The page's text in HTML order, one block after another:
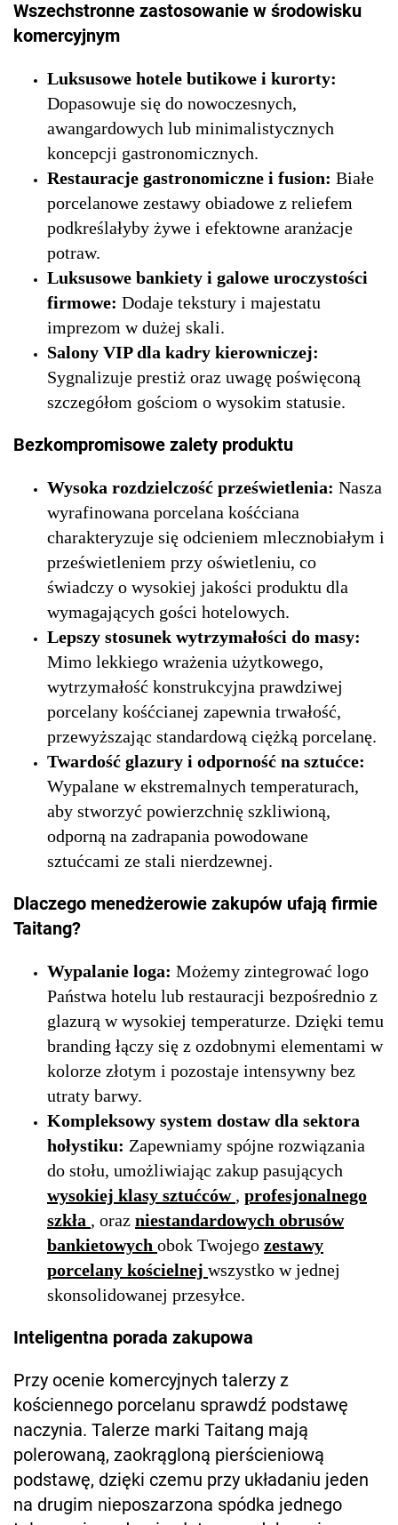
Wszechstronne zastosowanie w środowisku
komercyjnym
Luksusowe hotele butikowe i kurorty:
Dopasowuje się do nowoczesnych,
awangardowych lub minimalistycznych
koncepcji gastronomicznych.
Restauracje gastronomiczne i fusion: Białe
porcelanowe zestawy obiadowe z reliefem
podkreślałyby żywe i efektowne aranżacje
potraw.
Luksusowe bankiety i galowe uroczystości
firmowe: Dodaje tekstury i majestatu
imprezom w dużej skali.
Salony VIP dla kadry kierowniczej:
Sygnalizuje prestiż oraz uwagę poświęconą
szczegółom gościom o wysokim statusie.
Bezkompromisowe zalety produktu
Wysoka rozdzielczość prześwietlenia: Nasza
wyrafinowana porcelana kośćciana
charakteryzuje się odcieniem mlecznobiałym i
prześwietleniem przy oświetleniu, co
świadczy o wysokiej jakości produktu dla
wymagających gości hotelowych.
Lepszy stosunek wytrzymałości do masy:
Mimo lekkiego wrażenia użytkowego,
wytrzymałość konstrukcyjna prawdziwej
porcelany kośćcianej zapewnia trwałość,
przewyższając standardową ciężką porcelanę.
Twardość glazury i odporność na sztućce:
Wypalane w ekstremalnych temperaturach,
aby stworzyć powierzchnię szkliwioną,
odporną na zadrapania powodowane
sztućcami ze stali nierdzewnej.
Dlaczego menedżerowie zakupów ufają firmie
Taitang?
Wypalanie loga: Możemy zintegrować logo
Państwa hotelu lub restauracji bezpośrednio z
glazurą w wysokiej temperaturze. Dzięki temu
branding łączy się z ozdobnymi elementami w
kolorze złotym i pozostaje intensywny bez
utraty barwy.
Kompleksowy system dostaw dla sektora
hołystiku: Zapewniamy spójne rozwiązania
do stołu, umożliwiając zakup pasujących
wysokiej klasy sztućców , profesjonalnego
szkła , oraz niestandardowych obrusów
bankietowych obok Twojego zestawy
porcelany kościelnej wszystko w jednej
skonsolidowanej przesyłce.
Inteligentna porada zakupowa
Przy ocenie komercyjnych talerzy z
kościennego porcelanu sprawdź podstawę
naczynia. Talerze marki Taitang mają
polerowaną, zaokrągloną pierścieniową
podstawę, dzięki czemu przy układaniu jeden
na drugim nieposzarzona spódka jednego